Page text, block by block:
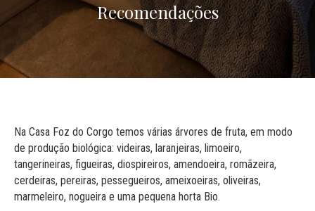
Recomendações
Na Casa Foz do Corgo temos várias árvores de fruta, em modo
de produção biológica: videiras, laranjeiras, limoeiro,
tangerineiras, figueiras, diospireiros, amendoeira, romãzeira,
cerdeiras, pereiras, pessegueiros, ameixoeiras, oliveiras,
marmeleiro, nogueira e uma pequena horta Bio.